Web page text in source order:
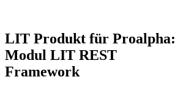
LIT Produkt für Proalpha:
Modul LIT REST
Framework